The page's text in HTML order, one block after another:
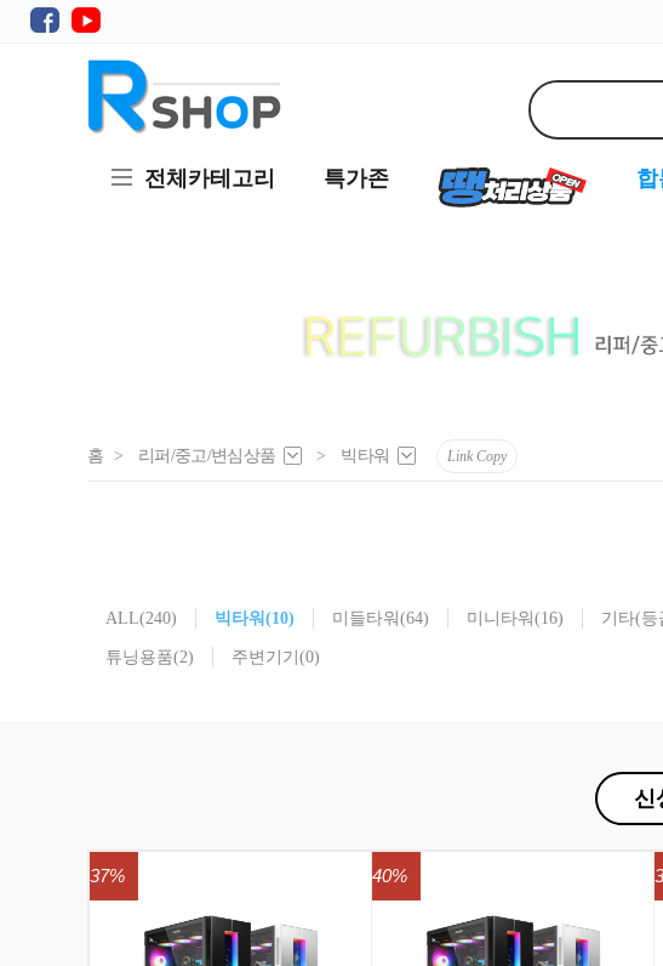
전체카테고리 특가존 합
홈 > 리퍼/중고/변심상품 > 빅타워 Link Copy
ALL(240) 빅타워 (10) 미들타워 (64) 미니타워 (16) 기타(등
튜닝용품(2) 주변기기 (0)
신
37% 40%